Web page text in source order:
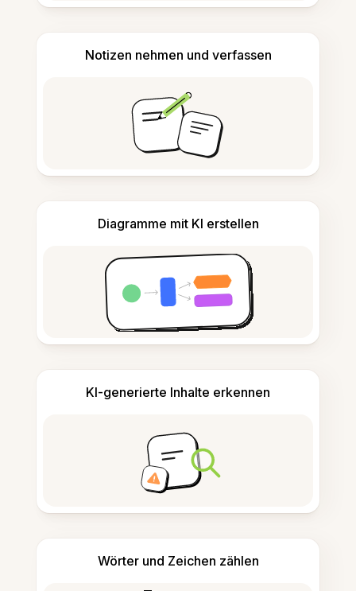
Notizen nehmen und verfassen
Diagramme mit KI erstellen
KI-generierte Inhalte erkennen
Wörter und Zeichen zählen